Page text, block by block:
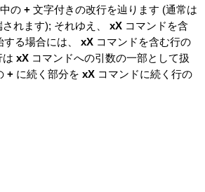
の + 文字付きの改行を辿ります (通常は
れます); それゆえ、 xX コマンドを含
する場合には、 xX コマンドを含む行の
は xX コマンドへの引数の一部として扱
+ に続く部分を xX コマンドに続く行の